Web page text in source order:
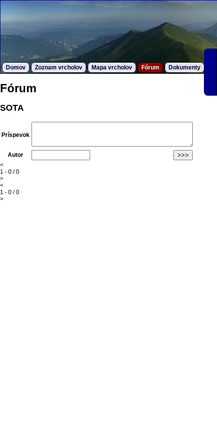
Domov Zoznam vrcholov Mapa vrcholov Fórum Dokumenty
Fórum
SOTA
Príspevok
Autor
<
1 - 0 / 0
>
<
1 - 0 / 0
>